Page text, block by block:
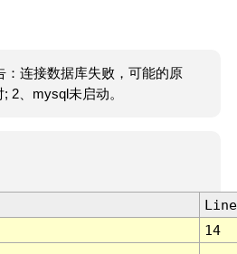
：连接数据库失败，可能的原
2、mysql未启动。
Line
14